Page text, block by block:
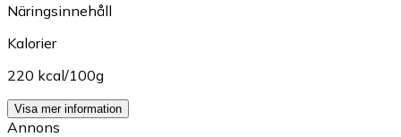
Näringsinnehåll
Kalorier
220 kcal/100g
Visa mer information
Annons